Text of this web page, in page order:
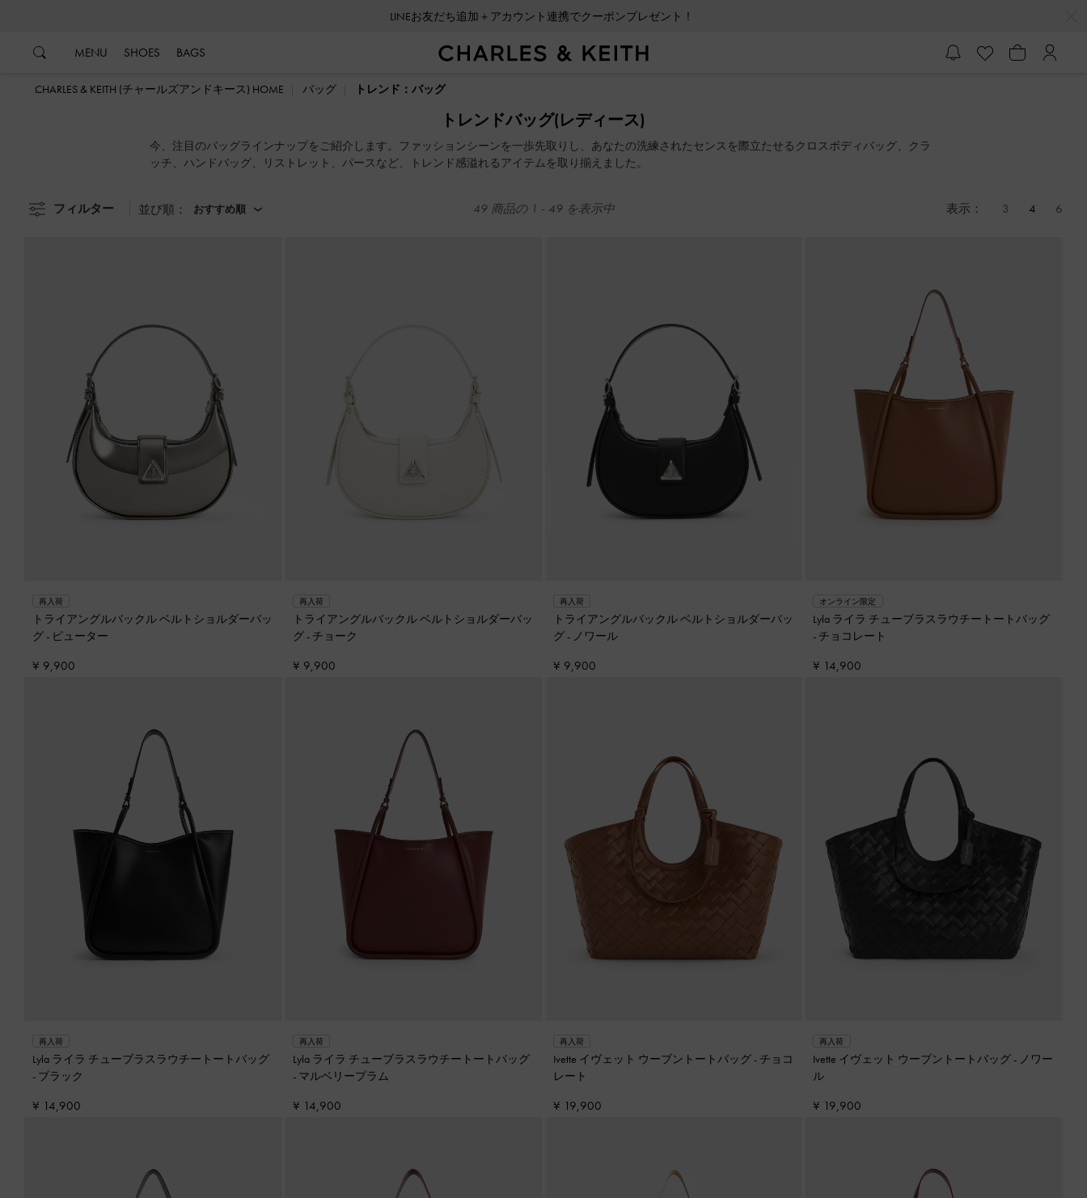
会員登録＋ニュースレター登録で10%OFFクーポンプレゼント！
MENU SHOES BAGS
LINEお友だち追加＋アカウント連携でクーポンプレゼント！
会員登録＋ニュースレター登録で10%OFFクーポンプレゼント！
CHARLES & KEITH (チャールズアンドキース) HOME バッグ トレンド：バッグ
トレンドバッグ(レディース)
今、注目のバッグラインナップをご紹介します。ファッションシーンを一歩先取りし、あなたの洗練されたセンスを際立たせるクロスボディバッグ、クラ
ッチ、ハンドバッグ、リストレット、パースなど、トレンド感溢れるアイテムを取り揃えました。
フィルター 並び順： おすすめ順 49 商品の 1 - 49 を表示中 表示： 3 4 6
再入荷
トライアングルバックル ベルトショルダーバッ
グ - ピューター
¥ 9,900
再入荷
トライアングルバックル ベルトショルダーバッ
グ - チョーク
¥ 9,900
再入荷
トライアングルバックル ベルトショルダーバッ
グ - ノワール
¥ 9,900
オンライン限定
Lyla ライラ チューブラスラウチートートバッグ
- チョコレート
¥ 14,900
再入荷
Lyla ライラ チューブラスラウチートートバッグ
- ブラック
¥ 14,900
再入荷
Lyla ライラ チューブラスラウチートートバッグ
- マルベリープラム
¥ 14,900
再入荷
Ivette イヴェット ウーブントートバッグ - チョコ
レート
¥ 19,900
再入荷
Ivette イヴェット ウーブントートバッグ - ノワー
ル
¥ 19,900